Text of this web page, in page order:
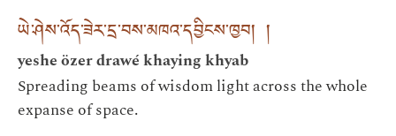
ཡེ་ཤེས་འོད་ཟེར་དྲ་བས་མཁའ་དབྱིངས་ཁྱབ། །
yeshe özer drawé khaying khyab
Spreading beams of wisdom light across the whole
expanse of space.